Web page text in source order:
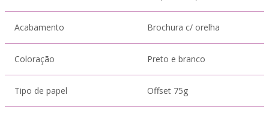
Acabamento Brochura c/ orelha
Coloração Preto e branco
Tipo de papel Offset 75g